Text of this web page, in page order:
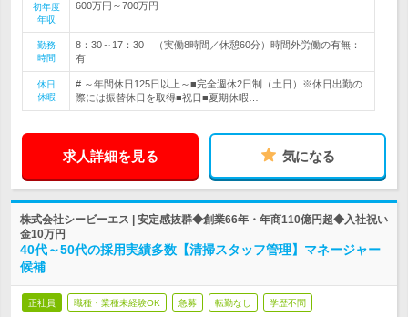
初年度
年収
600万円～700万円
勤務
時間
8：30～17：30 （実働8時間／休憩60分）時間外労働の有無：
有
休日
休暇
# ～年間休日125日以上～■完全週休2日制（土日）※休日出勤の
際には振替休日を取得■祝日■夏期休暇…
求人詳細を見る 気になる
株式会社シービーエス | 安定感抜群◆創業66年・年商110億円超◆入社祝い
金10万円
40代～50代の採用実績多数【清掃スタッフ管理】マネージャー
候補
正社員 職種・業種未経験OK 急募 転勤なし 学歴不問